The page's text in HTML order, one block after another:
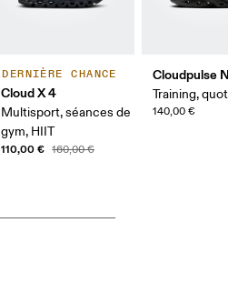
DERNIÈRE CHANCE
Cloud X 4
Multisport, séances de
gym, HIIT
110,00 € 160,00 €
Cloudpulse
Training,
140,00 €